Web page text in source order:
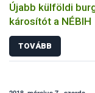
Újabb külföldi
károsítót a NÉBIH
TOVÁBB